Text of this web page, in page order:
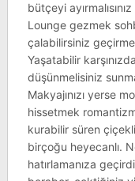
bütçeyi
Lounge gezmek
çalabilirsiniz
Yaşatabilir
düşünmelisiniz
Makyajınızı yerse
hissetmek
kurabilir süren
birçoğu heyecanlı.
hatırlamanıza